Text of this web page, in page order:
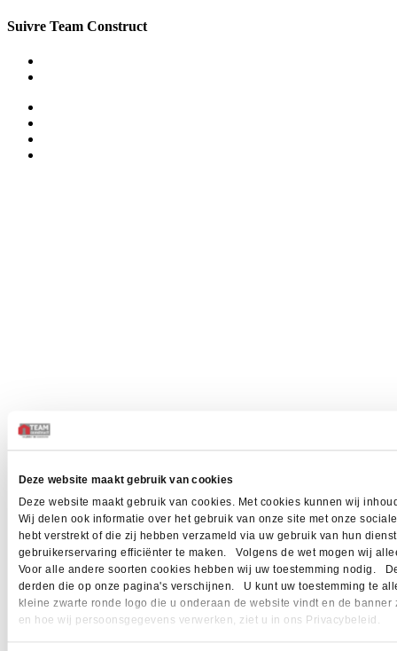
Deze website maakt gebruik van cookies
Deze website maakt gebruik van cookies. Met cookies kunnen wij
Wij delen ook informatie over het gebruik van onze site met onze
hebt verstrekt of die zij hebben verzameld via uw gebruik van hun
gebruikerservaring efficiënter te maken. Volgens de wet mogen wij
Voor alle andere soorten cookies hebben wij uw toestemming nodig.
derden die op onze pagina's verschijnen. U kunt uw toestemming te
kleine zwarte ronde logo die u onderaan de website vindt en de
en hoe wij persoonsgegevens verwerken, ziet u in ons Privacybeleid.
Suivre Team Construct